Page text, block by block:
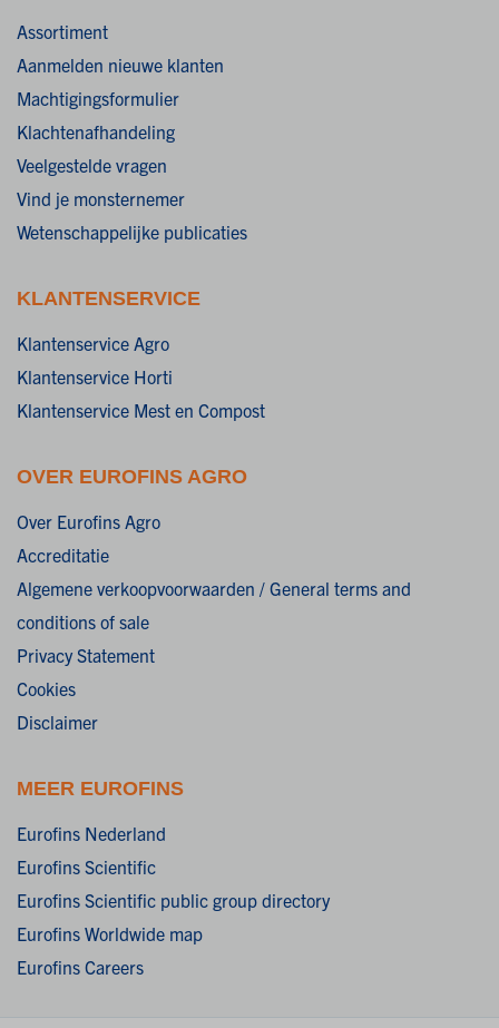
Assortiment
Aanmelden nieuwe klanten
Machtigingsformulier
Klachtenafhandeling
Veelgestelde vragen
Vind je monsternemer
Wetenschappelijke publicaties
KLANTENSERVICE
Klantenservice Agro
Klantenservice Horti
Klantenservice Mest en Compost
OVER EUROFINS AGRO
Over Eurofins Agro
Accreditatie
Algemene verkoopvoorwaarden / General terms and
conditions of sale
Privacy Statement
Cookies
Disclaimer
MEER EUROFINS
Eurofins Nederland
Eurofins Scientific
Eurofins Scientific public group directory
Eurofins Worldwide map
Eurofins Careers